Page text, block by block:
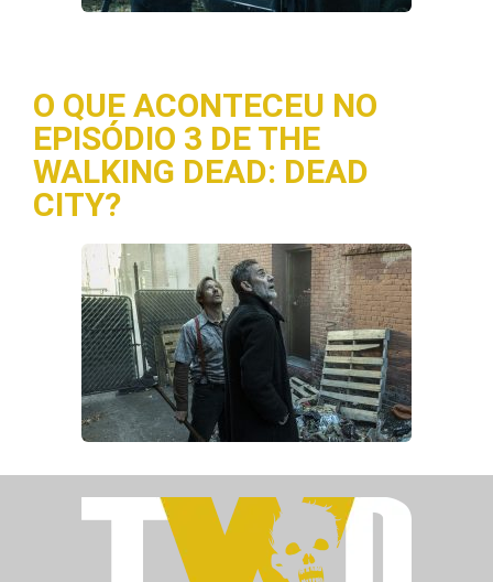
O QUE ACONTECEU NO
EPISÓDIO 3 DE THE
WALKING DEAD: DEAD
CITY?